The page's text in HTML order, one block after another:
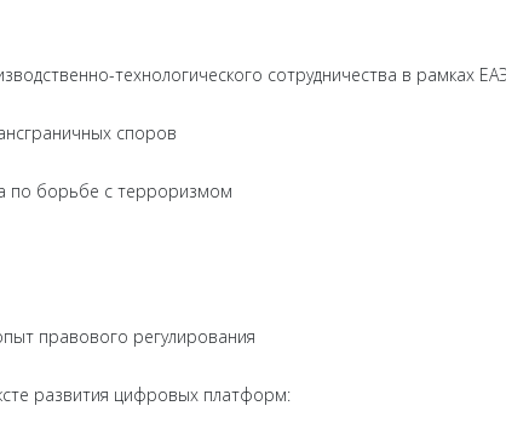
технологического сотрудничества в рамках
споров
по борьбе с терроризмом
правового регулирования
развития цифровых платформ: